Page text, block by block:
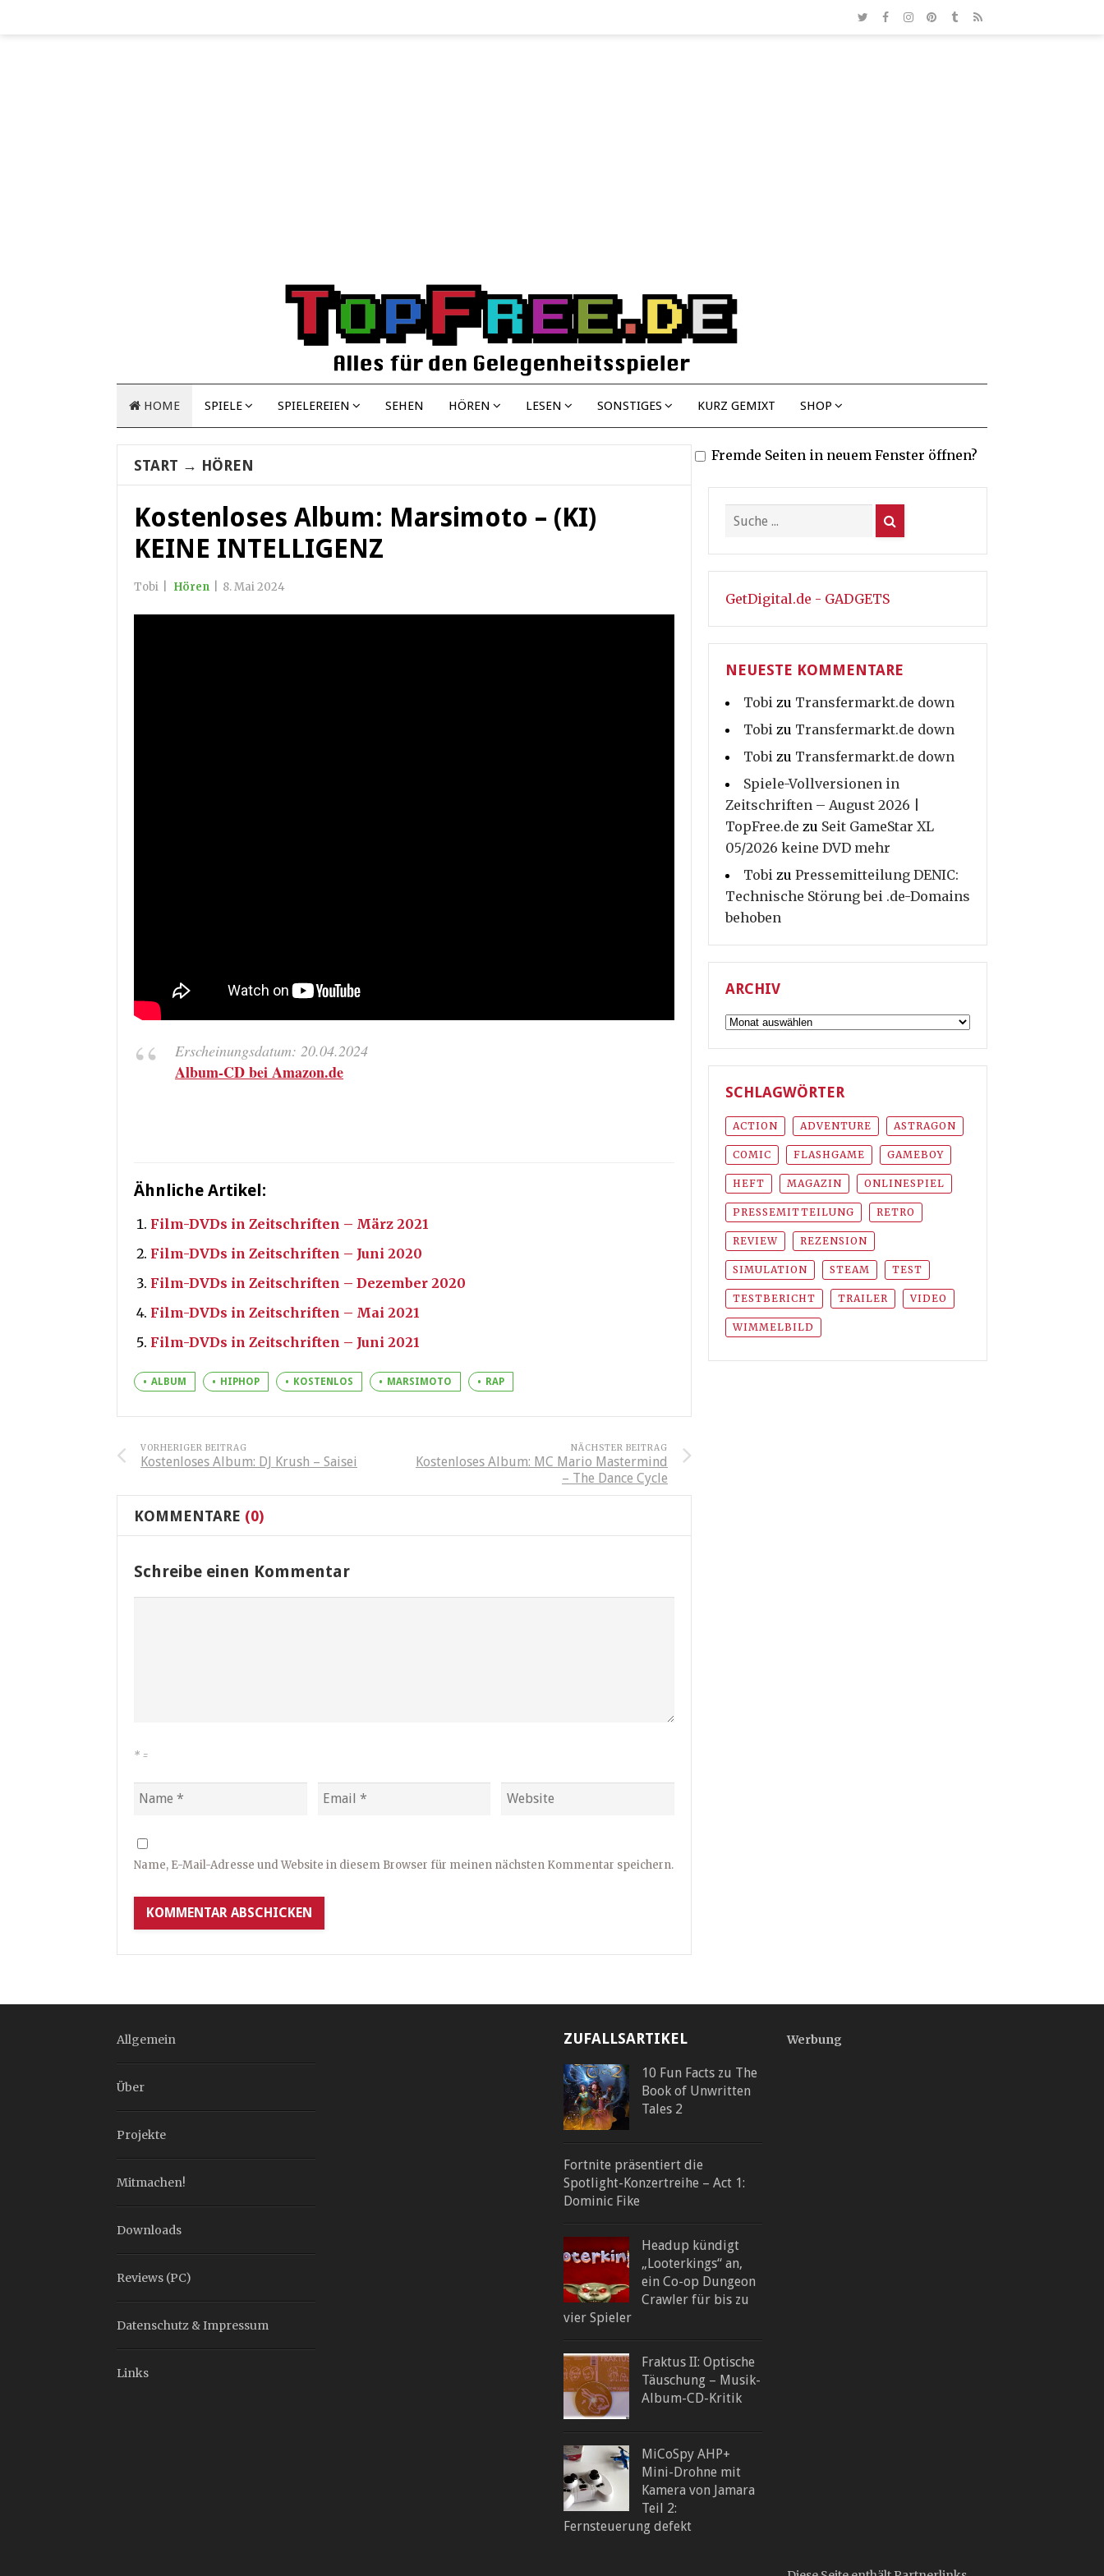
HOME SPIELE SPIELEREIEN SEHEN HÖREN LESEN SONSTIGES KURZ GEMIXT SHOP
START → HÖREN
Kostenloses Album: Marsimoto – (KI)
KEINE INTELLIGENZ
Tobi Hören 8. Mai 2024
Erscheinungsdatum: 20.04.2024
Album-CD bei Amazon.de
Ähnliche Artikel:
Film-DVDs in Zeitschriften – März 2021
Film-DVDs in Zeitschriften – Juni 2020
Film-DVDs in Zeitschriften – Dezember 2020
Film-DVDs in Zeitschriften – Mai 2021
Film-DVDs in Zeitschriften – Juni 2021
ALBUM HIPHOP KOSTENLOS MARSIMOTO RAP
VORHERIGER BEITRAG
Kostenloses Album: DJ Krush – Saisei
NÄCHSTER BEITRAG
Kostenloses Album: MC Mario Mastermind
– The Dance Cycle
KOMMENTARE (0)
Schreibe einen Kommentar
* =
Name, E-Mail-Adresse und Website in diesem Browser für meinen nächsten Kommentar speichern.
Fremde Seiten in neuem Fenster öffnen?
GetDigital.de - GADGETS
NEUESTE KOMMENTARE
Tobi zu Transfermarkt.de down
Tobi zu Transfermarkt.de down
Tobi zu Transfermarkt.de down
Spiele-Vollversionen in
Zeitschriften – August 2026 |
TopFree.de zu Seit GameStar XL
05/2026 keine DVD mehr
Tobi zu Pressemitteilung DENIC:
Technische Störung bei .de-Domains
behoben
ARCHIV
Archiv
SCHLAGWÖRTER
ACTION ADVENTURE ASTRAGON
COMIC FLASHGAME GAMEBOY
HEFT MAGAZIN ONLINESPIEL
PRESSEMITTEILUNG RETRO
REVIEW REZENSION
SIMULATION STEAM TEST
TESTBERICHT TRAILER VIDEO
WIMMELBILD
Allgemein
Über
Projekte
Mitmachen!
Downloads
Reviews (PC)
Datenschutz & Impressum
Links
ZUFALLSARTIKEL
10 Fun Facts zu The
Book of Unwritten
Tales 2
Fortnite präsentiert die
Spotlight-Konzertreihe – Act 1:
Dominic Fike
Headup kündigt
„Looterkings“ an,
ein Co-op Dungeon
Crawler für bis zu
vier Spieler
Fraktus II: Optische
Täuschung – Musik-
Album-CD-Kritik
MiCoSpy AHP+
Mini-Drohne mit
Kamera von Jamara
Teil 2:
Fernsteuerung defekt
Werbung